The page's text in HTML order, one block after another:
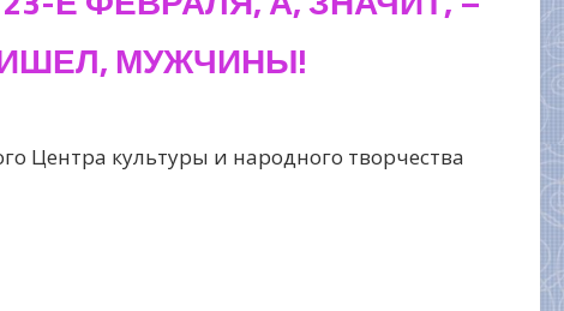
МУЖЧИНЫ!
Центра культуры и народного творчества